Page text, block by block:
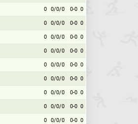
0 0/0/0 0-0 0
0 0/0/0 0-0 0
0 0/0/0 0-0 0
0 0/0/0 0-0 0
0 0/0/0 0-0 0
0 0/0/0 0-0 0
0 0/0/0 0-0 0
0 0/0/0 0-0 0
0 0/0/0 0-0 0